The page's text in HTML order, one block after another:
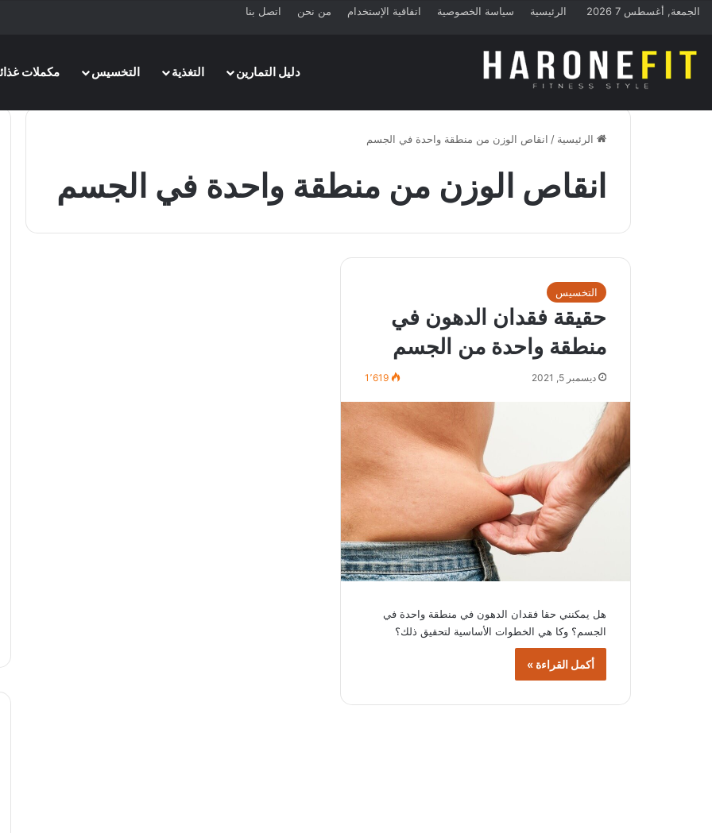
الجمعة, أغسطس 7 2026 الرئيسية سياسة الخصوصية اتفاقية الإستخدام من نحن اتصل بنا
دليل التمارين
التغذية التخسيس مكملات
الرئيسية / انقاص الوزن من منطقة واحدة في الجسم
انقاص الوزن من منطقة واحدة في الجسم
التخسيس
حقيقة فقدان الدهون في
منطقة واحدة من الجسم
ديسمبر 5, 2021 1٬619
هل يمكنني حقا فقدان الدهون في منطقة واحدة في
الجسم؟ وكا هي الخطوات الأساسية لتحقيق ذلك؟
أكمل القراءة »